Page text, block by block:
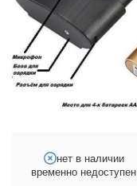
нет в наличии
временно недоступен